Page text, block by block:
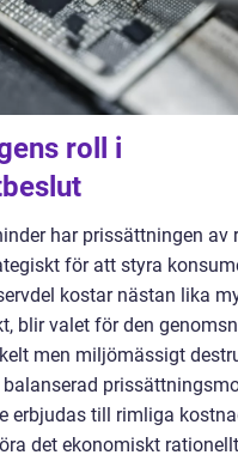
roll i
har prissättningen av
för att styra
kostar nästan lika
blir valet för den
men miljömässigt
balanserad
erbjudas till rimliga
det ekonomiskt